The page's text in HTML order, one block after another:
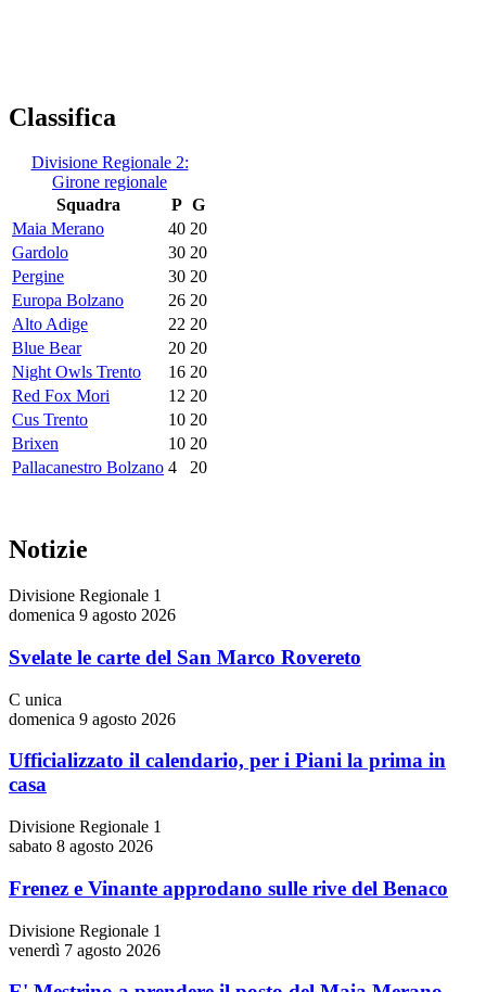
Classifica
Divisione Regionale 2:
Girone regionale
Squadra
P G
Maia Merano
40 20
Gardolo
30 20
Pergine
30 20
Europa Bolzano
26 20
Alto Adige
22 20
Blue Bear
20 20
Night Owls Trento
16 20
Red Fox Mori
12 20
Cus Trento
10 20
Brixen
10 20
Pallacanestro Bolzano 4 20
Notizie
Divisione Regionale 1
domenica 9 agosto 2026
Svelate le carte del San Marco Rovereto
C unica
domenica 9 agosto 2026
Ufficializzato il calendario, per i Piani la prima in
casa
Divisione Regionale 1
sabato 8 agosto 2026
Frenez e Vinante approdano sulle rive del Benaco
Divisione Regionale 1
venerdì 7 agosto 2026